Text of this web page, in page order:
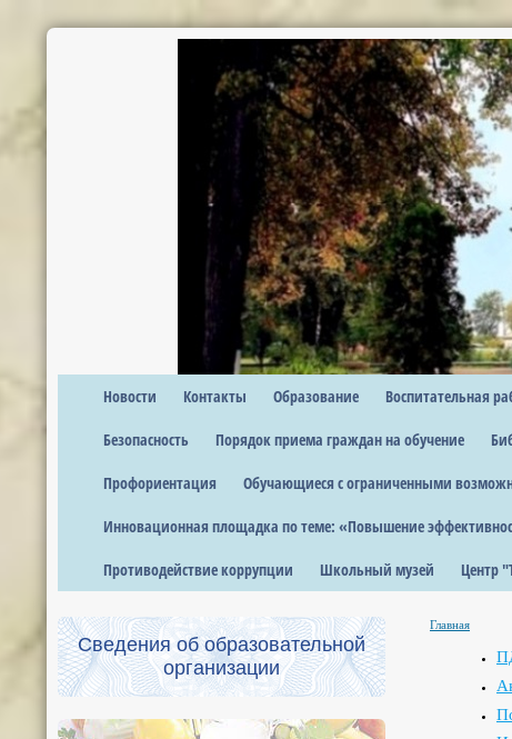
Новости Контакты Образование Воспитательная
Безопасность Порядок приема граждан на обучение
Профориентация Обучающиеся с ограниченными
Инновационная площадка по теме: «Повышение
Противодействие коррупции Школьный музей Центр
Сведения об образовательной
организации
Главная